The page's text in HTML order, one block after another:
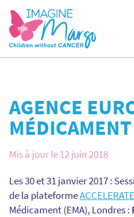
AGENCE
MÉDICAMENT
Mis à jour le 12 juin 2018
Les 30 et 31 janvier 2017 :
de la plateformeACCELERATE
Médicament (EMA), Londres :